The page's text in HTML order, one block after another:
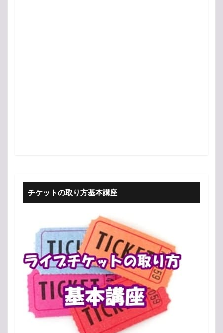
チケットの取り方基本講座